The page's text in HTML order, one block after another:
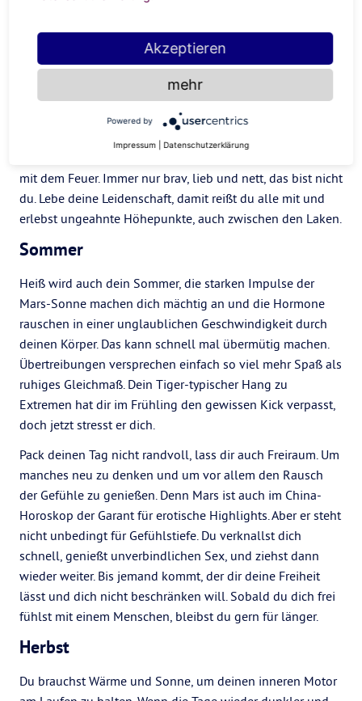
Umsetzung. Also lass dich nicht lange bitten. Mach das,
Wünsche und trau dich, groß zu denken.
Vergiss nicht: Du bist ein Frühlingszeichen. Das ist deine
Jahreszeit und du hast die allerbesten Möglichkeiten, um
persönlich voranzukommen und deinen Horizont zu
erweitern. Reize auch ruhig mal deine Grenzen aus, du
mit dem Feuer. Immer nur brav, lieb und nett, das bist nicht
du. Lebe deine Leidenschaft, damit reißt du alle mit und
erlebst ungeahnte Höhepunkte, auch zwischen den Laken.
Sommer
Heiß wird auch dein Sommer, die starken Impulse der
Mars-Sonne machen dich mächtig an und die Hormone
rauschen in einer unglaublichen Geschwindigkeit durch
deinen Körper. Das kann schnell mal übermütig machen.
Übertreibungen versprechen einfach so viel mehr Spaß als
ruhiges Gleichmaß. Dein Tiger-typischer Hang zu
Extremen hat dir im Frühling den gewissen Kick verpasst,
doch jetzt stresst er dich.
Pack deinen Tag nicht randvoll, lass dir auch Freiraum. Um
manches neu zu denken und um vor allem den Rausch
der Gefühle zu genießen. Denn Mars ist auch im China-
Horoskop der Garant für erotische Highlights. Aber er steht
nicht unbedingt für Gefühlstiefe. Du verknallst dich
schnell, genießt unverbindlichen Sex, und ziehst dann
wieder weiter. Bis jemand kommt, der dir deine Freiheit
lässt und dich nicht beschränken will. Sobald du dich frei
fühlst mit einem Menschen, bleibst du gern für länger.
Herbst
Du brauchst Wärme und Sonne, um deinen inneren Motor
Akzeptieren
mehr
Powered by
Impressum Datenschutzerklärung